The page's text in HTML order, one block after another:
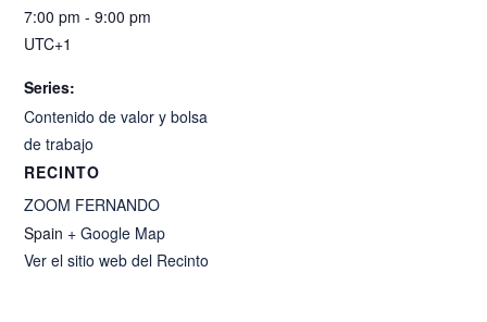
7:00 pm - 9:00 pm
UTC+1
Series:
Contenido de valor y bolsa
de trabajo
RECINTO
ZOOM FERNANDO
Spain + Google Map
Ver el sitio web del Recinto